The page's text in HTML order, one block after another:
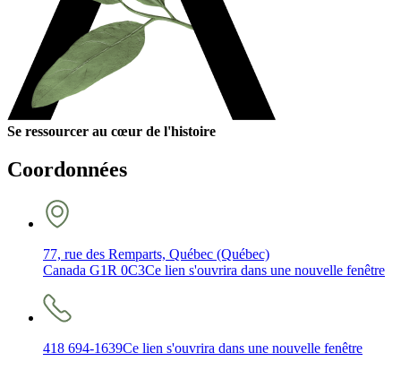
Se ressourcer au cœur de l'histoire
Coordonnées
77, rue des Remparts, Québec (Québec)
Canada G1R 0C3Ce lien s'ouvrira dans une nouvelle fenêtre
418 694-1639Ce lien s'ouvrira dans une nouvelle fenêtre